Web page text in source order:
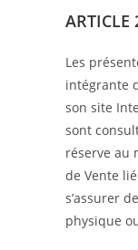
ARTICLE
Les
intégrante
son site
sont
réserve au
de Vente
s’assurer
physique